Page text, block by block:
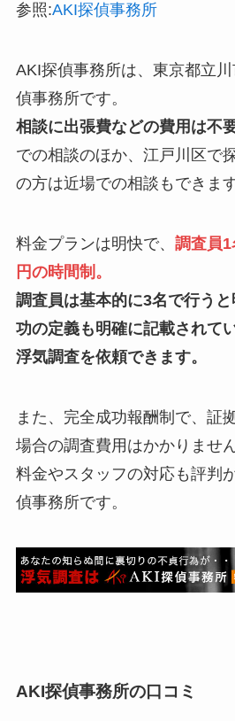
参照:AKI探偵事務所
AKI探偵事務所は、東京都立
偵事務所です。
相談に出張費などの費用は不
での相談のほか、江戸川区で
の方は近場での相談もできます
料金プランは明快で、 調査員
円の時間制。
調査員は基本的に3名で行う
功の定義も明確に記載されて
浮気調査を依頼できます。
また、完全成功報酬制で、証
場合の調査費用はかかりません
料金やスタッフの対応も評判
偵事務所です。
AKI探偵事務所の口コミ